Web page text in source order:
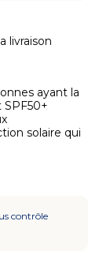
ayant la
SPF50+
solaire qui
livraison
contrôle